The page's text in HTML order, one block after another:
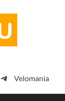
просто
Velomania